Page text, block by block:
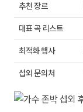
추천 장르
대표 곡 리스트
최적화 행사
섭외 문의처